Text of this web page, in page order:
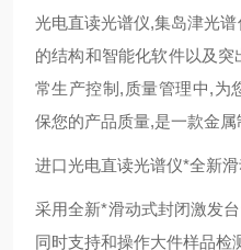
光电直读光谱仪,集岛津光
的结构和智能化软件以及
常生产控制,质量管理中,为
保您的产品质量,是一款金
进口光电直读光谱仪*全新
采用全新*滑动式封闭激发
同时支持和操作大件样品检